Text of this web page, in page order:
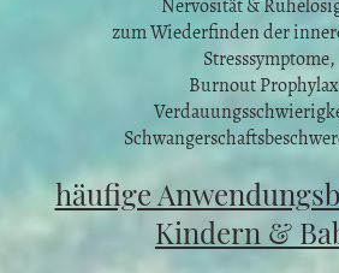
Nervosität &
zum Wiederfinden der
Stresssymptome,
Burnout
häufige
Kindern &